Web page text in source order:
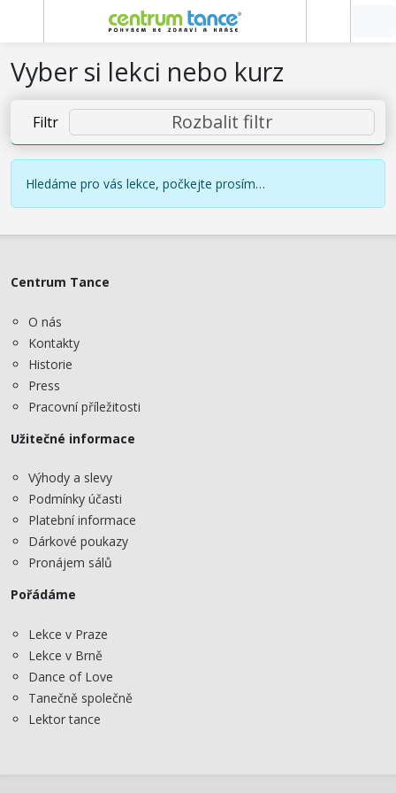
Vyber si lekci nebo kurz
Filtr Rozbalit filtr
Hledáme pro vás lekce, počkejte prosím…
Centrum Tance
O nás
Kontakty
Historie
Press
Pracovní příležitosti
Užitečné informace
Výhody a slevy
Podmínky účasti
Platební informace
Dárkové poukazy
Pronájem sálů
Pořádáme
Lekce v Praze
Lekce v Brně
Dance of Love
Tanečně společně
Lektor tance